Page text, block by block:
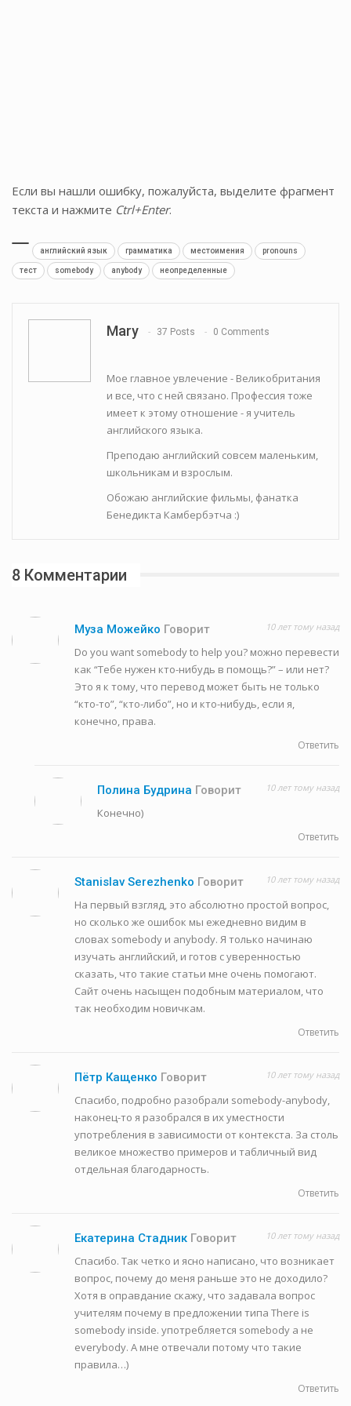
Если вы нашли ошибку, пожалуйста, выделите фрагмент
текста и нажмите Ctrl+Enter.
английский язык грамматика местоимения pronouns
тест somebody anybody неопределенные
Mary 37 Posts 0 Comments
Мое главное увлечение - Великобритания
и все, что с ней связано. Профессия тоже
имеет к этому отношение - я учитель
английского языка.
Преподаю английский совсем маленьким,
школьникам и взрослым.
Обожаю английские фильмы, фанатка
Бенедикта Камбербэтча :)
8 Комментарии
Муза Можейко Говорит 10 лет тому назад
Do you want somebody to help you? можно перевести
как “Тебе нужен кто-нибудь в помощь?” – или нет?
Это я к тому, что перевод может быть не только
“кто-то”, “кто-либо”, но и кто-нибудь, если я,
конечно, права.
Ответить
Полина Будрина Говорит 10 лет тому назад
Конечно)
Ответить
Stanislav Serezhenko Говорит 10 лет тому назад
На первый взгляд, это абсолютно простой вопрос,
но сколько же ошибок мы ежедневно видим в
словах somebody и anybody. Я только начинаю
изучать английский, и готов с уверенностью
сказать, что такие статьи мне очень помогают.
Сайт очень насыщен подобным материалом, что
так необходим новичкам.
Ответить
Пётр Кащенко Говорит 10 лет тому назад
Спасибо, подробно разобрали somebody-anybody,
наконец-то я разобрался в их уместности
употребления в зависимости от контекста. За столь
великое множество примеров и табличный вид
отдельная благодарность.
Ответить
Екатерина Стадник Говорит 10 лет тому назад
Спасибо. Так четко и ясно написано, что возникает
вопрос, почему до меня раньше это не доходило?
Хотя в оправдание скажу, что задавала вопрос
учителям почему в предложении типа There is
somebody inside. употребляется somebody а не
everybody. А мне отвечали потому что такие
правила…)
Ответить